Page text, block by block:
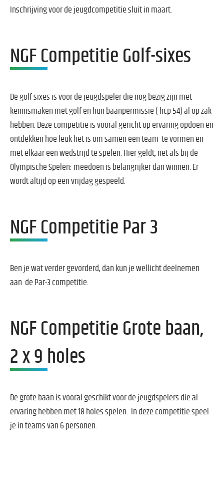
Inschrijving voor de jeugdcompetitie sluit in maart.
NGF Competitie Golf-sixes
De golf sixes is voor de jeugdspeler die nog bezig zijn met
kennismaken met golf en hun baanpermissie ( hcp 54) al op zak
hebben. Deze competitie is vooral gericht op ervaring opdoen en
ontdekken hoe leuk het is om samen een team te vormen en
met elkaar een wedstrijd te spelen. Hier geldt, net als bij de
Olympische Spelen: meedoen is belangrijker dan winnen. Er
wordt altijd op een vrijdag gespeeld.
NGF Competitie Par 3
Ben je wat verder gevorderd, dan kun je wellicht deelnemen
aan de Par-3 competitie.
NGF Competitie Grote baan,
2 x 9 holes
De grote baan is vooral geschikt voor de jeugdspelers die al
ervaring hebben met 18 holes spelen. In deze competitie speel
je in teams van 6 personen.